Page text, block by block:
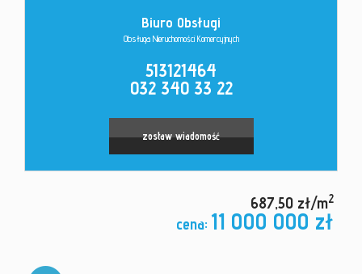
Biuro Obsługi
Obsługa Nieruchomości Komercyjnych
513121464
032 340 33 22
zostaw wiadomość
687,50 zł/m2
cena: 11 000 000 zł